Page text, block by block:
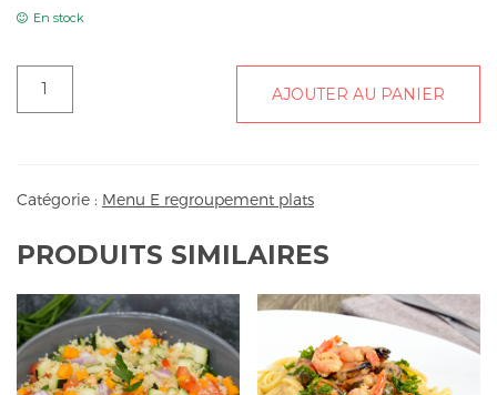
En stock
Frères
Noirekla
-
100g
-
AJOUTER AU PANIER
Catégorie : Menu E regroupement plats
PRODUITS SIMILAIRES